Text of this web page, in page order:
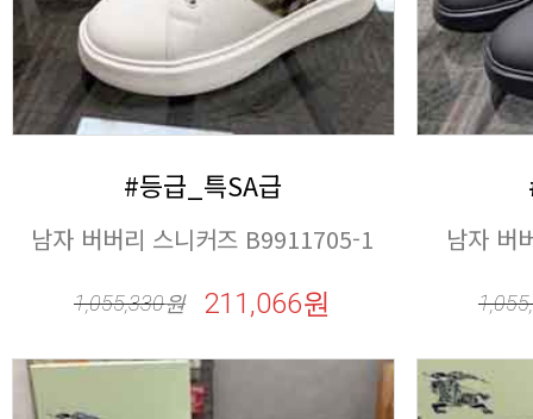
#등급_특SA급
남자 버버리 스니커즈 B9911705-1
1,055,330원 211,066원
남자 버